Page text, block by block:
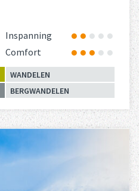
Inspanning
Comfort
WANDELEN
BERGWANDELEN
over